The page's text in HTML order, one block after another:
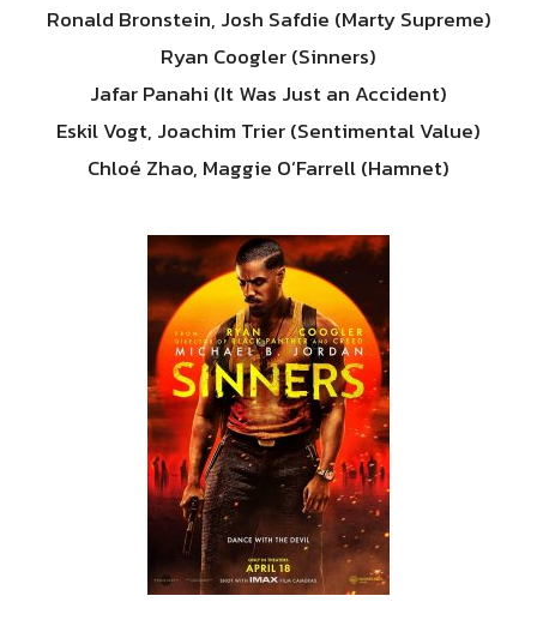
Ronald Bronstein, Josh Safdie (Marty Supreme)
Ryan Coogler (Sinners)
Jafar Panahi (It Was Just an Accident)
Eskil Vogt, Joachim Trier (Sentimental Value)
Chloé Zhao, Maggie O’Farrell (Hamnet)